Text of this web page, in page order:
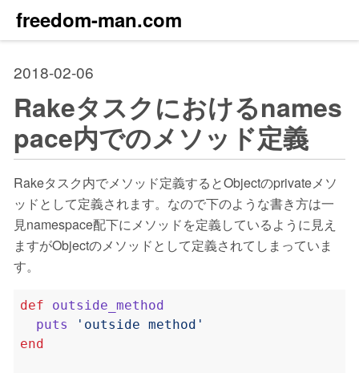
freedom-man.com
2018-02-06
Rakeタスクにおけるnames
pace内でのメソッド定義
Rakeタスク内でメソッド定義するとObjectのprivateメソ
ッドとして定義されます。なので下のような書き方は一
見namespace配下にメソッドを定義しているように見え
ますがObjectのメソッドとして定義されてしまっていま
す。
def
outside_method
puts
'outside method'
end